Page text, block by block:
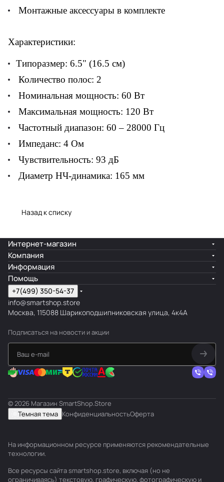
Монтажные аксессуары в комплекте
Характеристики:
Типоразмер: 6.5" (16.5 см)
Количество полос: 2
Номинальная мощность: 60 Вт
Максимальная мощность: 120 Вт
Частотный диапазон: 60 – 28000 Гц
Импеданс: 4 Ом
Чувствительность: 93 дБ
Диаметр НЧ-динамика: 165 мм
Назад к списку
Интернет-магазин
Компания
Информация
Помощь
+7(499) 350-54-37
info@smartshop.store
Москва, 115088 Шарикоподшипниковская улица, 4к4А
Подписаться на новости и акции
© 2026 Магазин SmartShop.Store
Темная тема КонфиденциальностьОферта
На информационном ресурсе применяются рекомендательные
технологии.
Все ресурсы сайта smartshop.store, включая (но не
ограничиваясь) текстовую, графическую, фотографическую и